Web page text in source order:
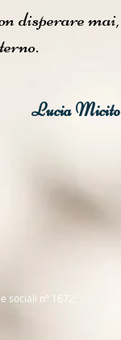
disperare mai,
Lucia Micito
sociali n° 1672